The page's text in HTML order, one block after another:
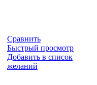
Сравнить
Быстрый просмотр
Добавить в список
желаний